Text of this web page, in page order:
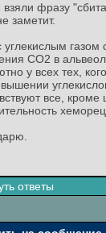
взяли фразу
заметит.
углекислым
СО2 в
у всех тех,
все,
ответы